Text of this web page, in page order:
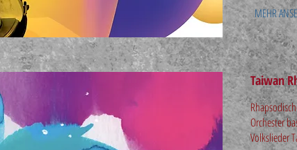
MEHR
Taiwan
Orchester
Volkslieder